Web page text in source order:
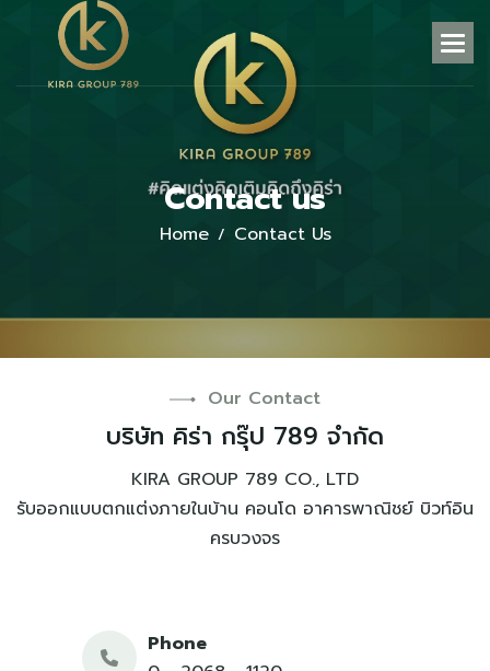
Contact us
Home Contact Us
Our Contact
บรษท ครา กรป 789 จำกด
KIRA GROUP 789 CO., LTD
รับออกแบบตกแต่งภายในบ้าน คอนโด อาคารพาณิชย์ บิวท์อิน
ครบวงจร
Phone